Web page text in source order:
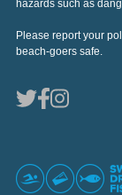
hazards such as
Please report your
beach-goers safe.